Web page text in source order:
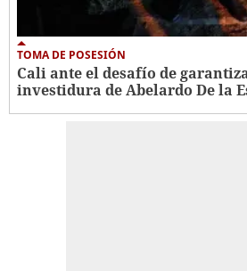
TOMA DE POSESIÓN
Cali ante el desafío de
investidura de Abelardo De la